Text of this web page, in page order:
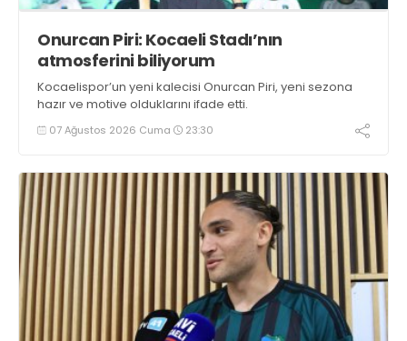
Onurcan Piri: Kocaeli Stadı’nın
atmosferini biliyorum
Kocaelispor’un yeni kalecisi Onurcan Piri, yeni sezona
hazır ve motive olduklarını ifade etti.
07 Ağustos 2026 Cuma 23:30